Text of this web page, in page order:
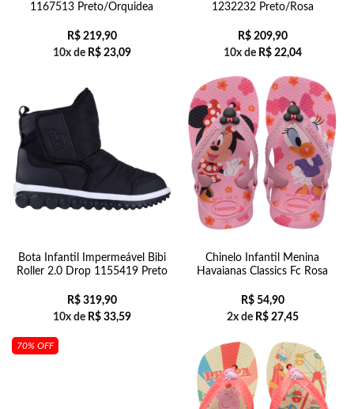
1167513 Preto/Orquidea
R$219,90
10x de R$23,09
1232232 Preto/Rosa
R$209,90
10x de R$22,04
Bota Infantil Impermeável Bibi
Roller 2.0 Drop 1155419 Preto
R$319,90
10x de R$33,59
Chinelo Infantil Menina
Havaianas Classics Fc Rosa
R$54,90
2x de R$27,45
70% OFF